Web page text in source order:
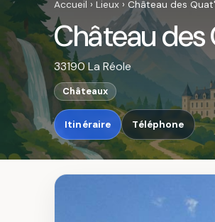
Accueil › Lieux › Château des
Château des
33190 La Réole
Châteaux
Itinéraire Téléphone